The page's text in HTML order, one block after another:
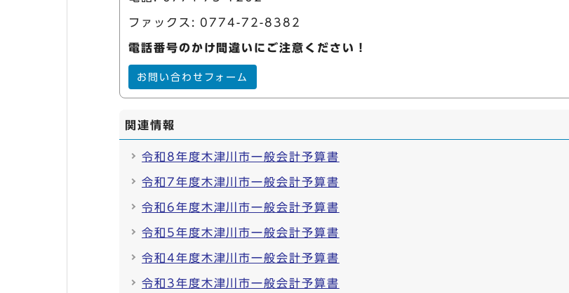
ファックス: 0774-72-8382
電話番号のかけ間違いにご注意ください！
お問い合わせフォーム
関連情報
令和8年度木津川市一般会計予算書
令和7年度木津川市一般会計予算書
令和6年度木津川市一般会計予算書
令和5年度木津川市一般会計予算書
令和4年度木津川市一般会計予算書
令和3年度木津川市一般会計予算書